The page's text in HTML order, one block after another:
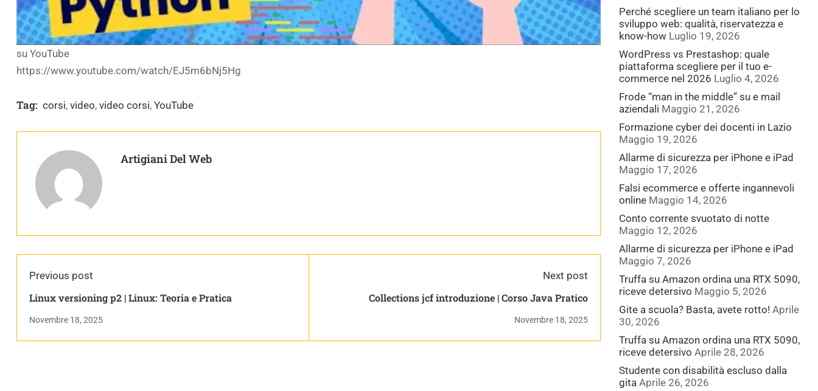
su YouTube
https://www.youtube.com/watch/EJ5m6bNj5Hg
Tag: corsi, video, video corsi, YouTube
Artigiani Del Web
Previous post
Linux versioning p2 | Linux: Teoria e Pratica
Novembre 18, 2025
Next post
Collections jcf introduzione | Corso Java Pratico
Novembre 18, 2025
Perché scegliere un team italiano per lo
sviluppo web: qualità, riservatezza e
know-how Luglio 19, 2026
WordPress vs Prestashop: quale
piattaforma scegliere per il tuo e-
commerce nel 2026 Luglio 4, 2026
Frode “man in the middle” su e mail
aziendali Maggio 21, 2026
Formazione cyber dei docenti in Lazio
Maggio 19, 2026
Allarme di sicurezza per iPhone e iPad
Maggio 17, 2026
Falsi ecommerce e offerte ingannevoli
online Maggio 14, 2026
Conto corrente svuotato di notte
Maggio 12, 2026
Allarme di sicurezza per iPhone e iPad
Maggio 7, 2026
Truffa su Amazon ordina una RTX 5090,
riceve detersivo Maggio 5, 2026
Gite a scuola? Basta, avete rotto! Aprile
30, 2026
Truffa su Amazon ordina una RTX 5090,
riceve detersivo Aprile 28, 2026
Studente con disabilità escluso dalla
gita Aprile 26, 2026